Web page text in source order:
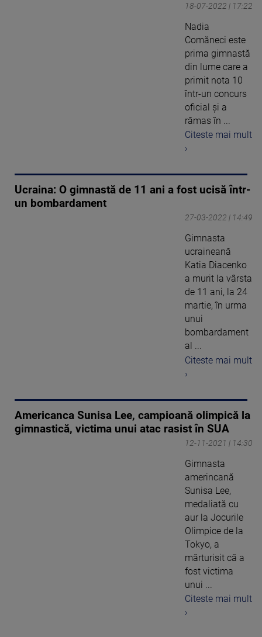
18-07-2022 | 17:22
Nadia
Comăneci este
prima gimnastă
din lume care a
primit nota 10
într-un concurs
oficial și a
rămas în ...
Citeste mai mult
›
Ucraina: O gimnastă de 11 ani a fost ucisă într-
un bombardament
27-03-2022 | 14:49
Gimnasta
ucraineană
Katia Diacenko
a murit la vârsta
de 11 ani, la 24
martie, în urma
unui
bombardament
al ...
Citeste mai mult
›
Americanca Sunisa Lee, campioană olimpică la
gimnastică, victima unui atac rasist în SUA
12-11-2021 | 14:30
Gimnasta
amerincană
Sunisa Lee,
medaliată cu
aur la Jocurile
Olimpice de la
Tokyo, a
mărturisit că a
fost victima
unui ...
Citeste mai mult
›